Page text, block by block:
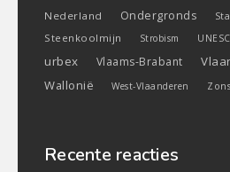
Nederland Ondergronds
Steenkoolmijn Strobism
urbex Vlaams-Brabant
Wallonië West-Vlaanderen
Recente reacties